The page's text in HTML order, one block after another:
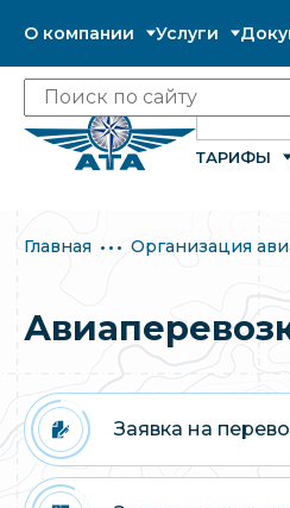
О компании Услуги
ТАРИФЫ
Главная Организация
Заявка на